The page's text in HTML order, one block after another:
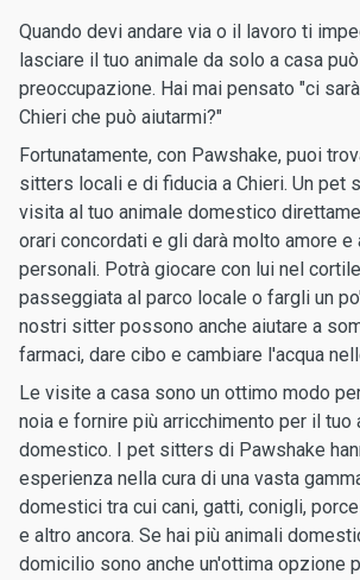
Quando devi andare via o il lavoro ti
lasciare il tuo animale da solo a casa
preoccupazione. Hai mai pensato "ci
Chieri che può aiutarmi?"
Fortunatamente, con Pawshake, puoi
sitters locali e di fiducia a Chieri. Un pet
visita al tuo animale domestico
orari concordati e gli darà molto amore e
personali. Potrà giocare con lui nel
passeggiata al parco locale o fargli un
nostri sitter possono anche aiutare a
farmaci, dare cibo e cambiare l'acqua
Le visite a casa sono un ottimo modo
noia e fornire più arricchimento per il tuo
domestico. I pet sitters di Pawshake
esperienza nella cura di una vasta
domestici tra cui cani, gatti, conigli,
e altro ancora. Se hai più animali
domicilio sono anche un'ottima opzione